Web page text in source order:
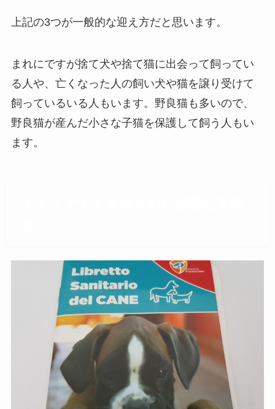
上記の3つが一般的な迎え方だと思います。
まれにですが捨て犬や捨て猫に出会って飼ってい
る人や、亡くなった人の飼い犬や猫を譲り受けて
飼っているいる人もいます。野良猫も多いので、
野良猫が産んだ小さな子猫を保護して飼う人もい
ます。